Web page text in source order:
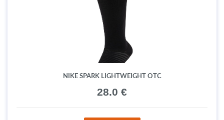
NIKE SPARK LIGHTWEIGHT OTC
28.0 €